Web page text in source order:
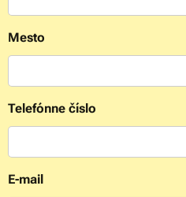
Mesto
Telefónne číslo
E-mail